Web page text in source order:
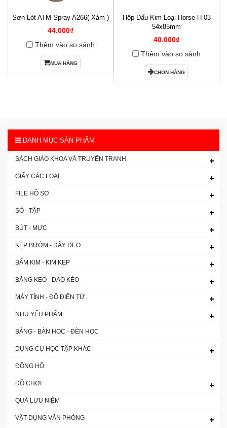
Sơn Lót ATM Spray A266( Xám )
44.000₫
Thêm vào so sánh
MUA HÀNG
Hộp Dấu Kim Loại Horse H-03
54x85mm
40.000₫
Thêm vào so sánh
CHỌN HÀNG
DANH MỤC SẢN PHẨM
SÁCH GIÁO KHOA VÀ TRUYỆN TRANH
GIẤY CÁC LOẠI
FILE HỒ SƠ
SỔ - TẬP
BÚT - MỰC
KẸP BƯỚM - DÂY ĐEO
BẤM KIM - KIM KẸP
BĂNG KEO - DAO KÉO
MÁY TÍNH - ĐỒ ĐIỆN TỬ
NHU YẾU PHẨM
BẢNG - BÀN HOC - ĐÈN HỌC
DỤNG CỤ HỌC TẬP KHÁC
ĐỒNG HỒ
ĐỒ CHƠI
QUÀ LƯU NIỆM
VẬT DỤNG VĂN PHÒNG